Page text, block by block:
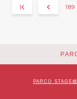
189
PARCO STAGE